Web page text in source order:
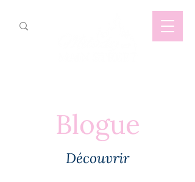
Blogue
Découvrir